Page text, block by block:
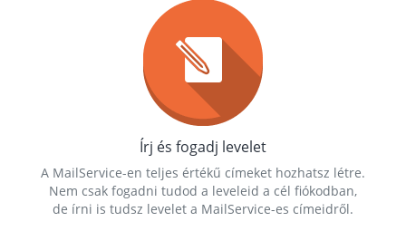
Írj és fogadj levelet
A MailService-en teljes értékű címeket hozhatsz létre.
Nem csak fogadni tudod a leveleid a cél fiókodban,
de írni is tudsz levelet a MailService-es címeidről.